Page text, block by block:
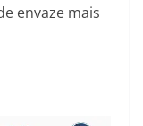
envaze mais